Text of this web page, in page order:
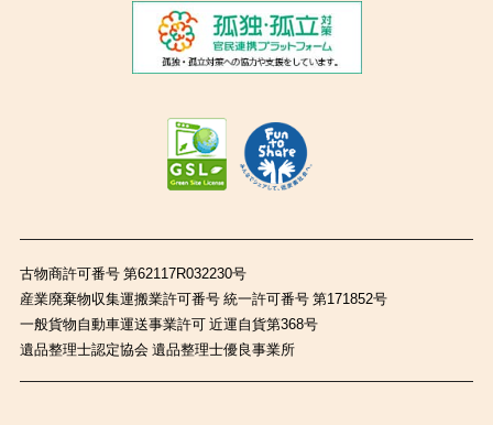
古物商許可番号 第62117R032230号
産業廃棄物収集運搬業許可番号 統一許可番号 第171852号
一般貨物自動車運送事業許可 近運自貨第368号
遺品整理士認定協会 遺品整理士優良事業所